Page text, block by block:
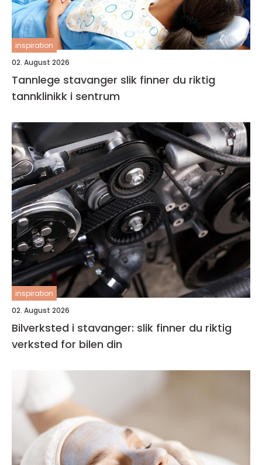
inspiration
02. August 2026
Tannlege stavanger slik finner du riktig
tannklinikk i sentrum
inspiration
02. August 2026
Bilverksted i stavanger: slik finner du riktig
verksted for bilen din